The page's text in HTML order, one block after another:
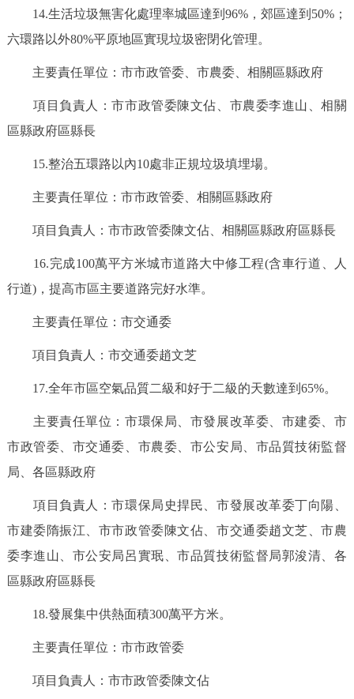
14.生活垃圾無害化處理率城區達到96%，郊區達到50%；
六環路以外80%平原地區實現垃圾密閉化管理。
主要責任單位：市市政管委、市農委、相關區縣政府
項目負責人：市市政管委陳文佔、市農委李進山、相關
區縣政府區縣長
15.整治五環路以內10處非正規垃圾填埋場。
主要責任單位：市市政管委、相關區縣政府
項目負責人：市市政管委陳文佔、相關區縣政府區縣長
16.完成100萬平方米城市道路大中修工程(含車行道、人
行道)，提高市區主要道路完好水準。
主要責任單位：市交通委
項目負責人：市交通委趙文芝
17.全年市區空氣品質二級和好于二級的天數達到65%。
主要責任單位：市環保局、市發展改革委、市建委、市
市政管委、市交通委、市農委、市公安局、市品質技術監督
局、各區縣政府
項目負責人：市環保局史捍民、市發展改革委丁向陽、
市建委隋振江、市市政管委陳文佔、市交通委趙文芝、市農
委李進山、市公安局呂實珉、市品質技術監督局郭浚清、各
區縣政府區縣長
18.發展集中供熱面積300萬平方米。
主要責任單位：市市政管委
項目負責人：市市政管委陳文佔